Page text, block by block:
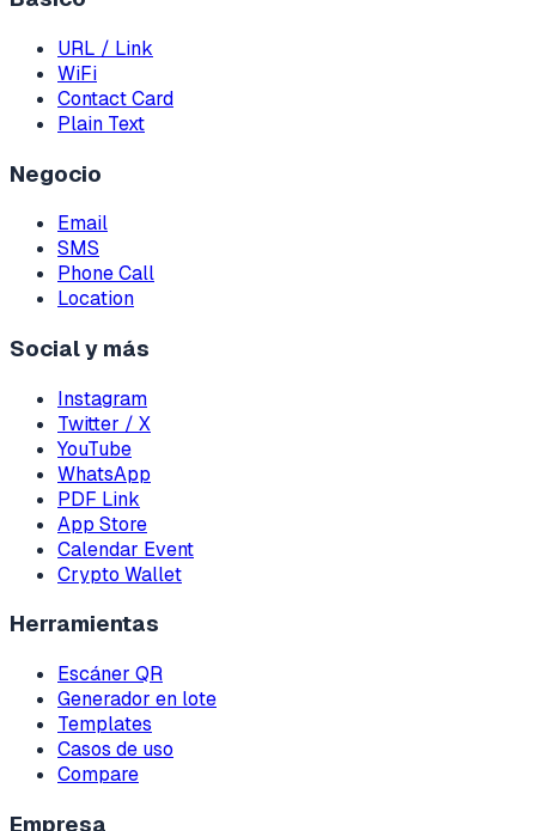
URL / Link
WiFi
Contact Card
Plain Text
Negocio
Email
SMS
Phone Call
Location
Social y más
Instagram
Twitter / X
YouTube
WhatsApp
PDF Link
App Store
Calendar Event
Crypto Wallet
Herramientas
Escáner QR
Generador en lote
Templates
Casos de uso
Compare
Empresa